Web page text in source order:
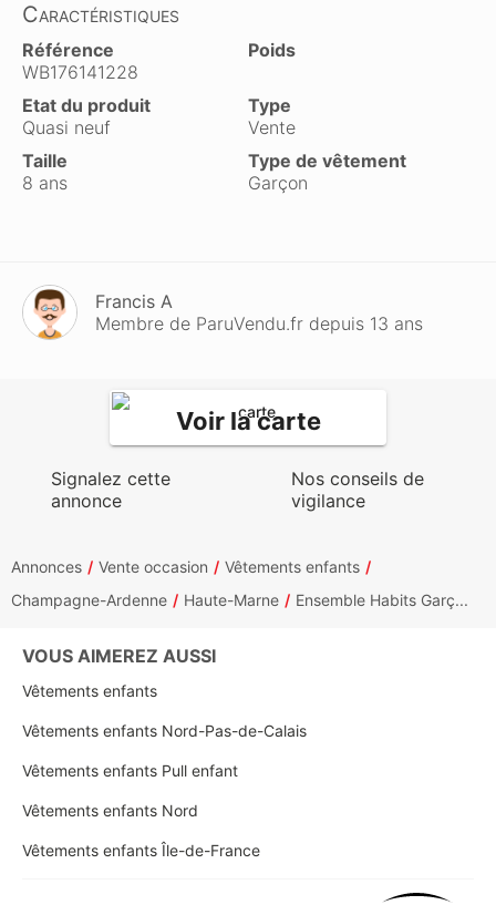
Caractéristiques
Référence
WB176141228
Poids
Etat du produit
Quasi neuf
Type
Vente
Taille
8 ans
Type de vêtement
Garçon
Francis A
Membre de ParuVendu.fr depuis 13 ans
Voir la carte
Signalez cette
annonce
Nos conseils de
vigilance
Annonces Vente occasion
Vêtements enfants
Champagne-Ardenne
Haute-Marne Ensemble Habits Garç...
VOUS AIMEREZ AUSSI
Vêtements enfants
Vêtements enfants Nord-Pas-de-Calais
Vêtements enfants Pull enfant
Vêtements enfants Nord
Vêtements enfants Île-de-France